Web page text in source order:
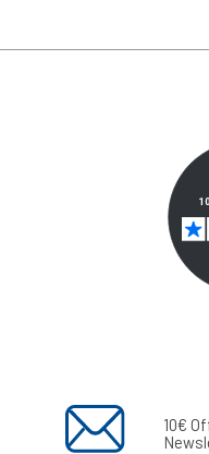
10€